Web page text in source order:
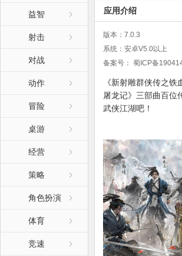
益智
射击
对战
动作
冒险
桌游
经营
策略
角色扮演
体育
竞速
应用介绍
版本： 7.0.3
系统： 安卓V5.0以上
备案号： 蜀ICP备
《新射雕群侠传之
屠龙记》三部曲百位
武侠江湖吧！
主城界面焕然一新，
眼底！
【射雕三部曲 跨时空
金庸IP正版授权，首
【更新日志】:
《新射雕群侠传之铁
百位传奇大侠，由金